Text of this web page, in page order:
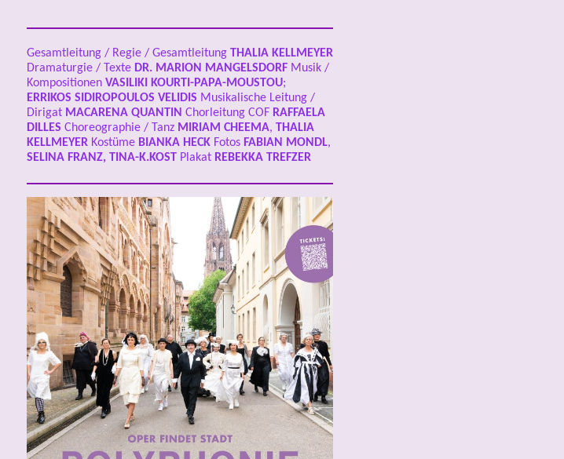
Gesamtleitung / Regie / Gesamtleitung THALIA KELLMEYER
Dramaturgie / Texte DR. MARION MANGELSDORF Musik /
Kompositionen VASILIKI KOURTI-PAPA-MOUSTOU;
ERRIKOS SIDIROPOULOS VELIDIS Musikalische Leitung /
Dirigat MACARENA QUANTIN Chorleitung COF RAFFAELA
DILLES Choreographie / Tanz MIRIAM CHEEMA, THALIA
KELLMEYERKostüme BIANKA HECKFotos FABIAN MONDL,
SELINA FRANZ, TINA-K.KOSTPlakat REBEKKA TREFZER